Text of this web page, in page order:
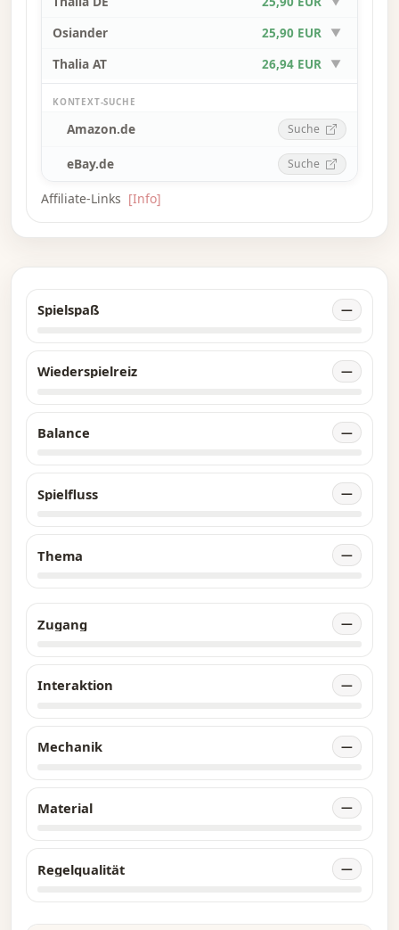
Osiander 25,90 EUR ▼
Thalia AT 26,94 EUR ▼
KONTEXT-SUCHE
Amazon.de Suche
eBay.de Suche
Affiliate-Links [Info]
Spielspaß —
Wiederspielreiz —
Balance —
Spielfluss —
Thema —
Zugang —
Interaktion —
Mechanik —
Material —
Regelqualität —